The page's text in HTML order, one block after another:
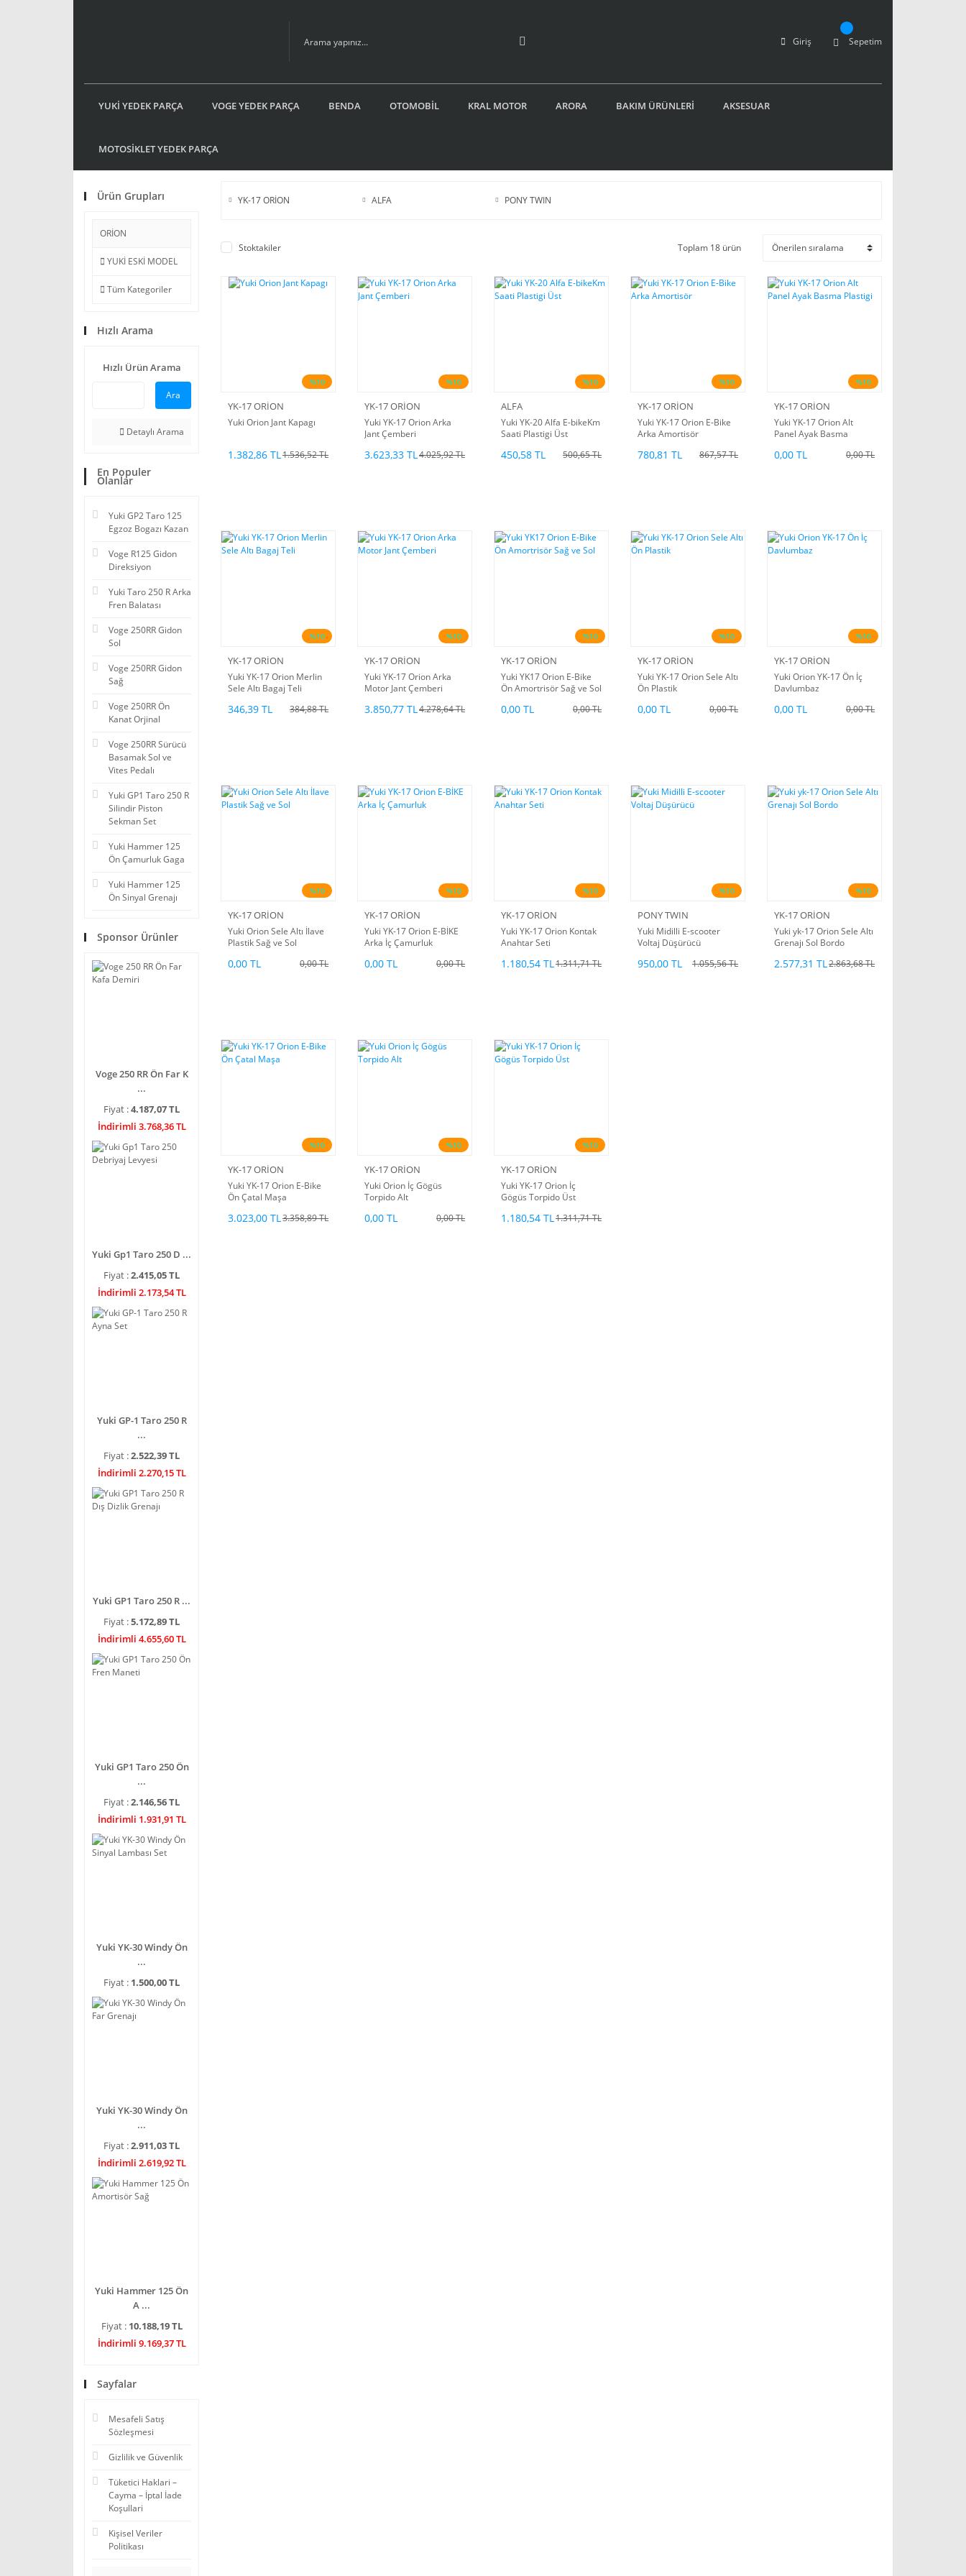
Giriş Sepetim
YUKİ YEDEK PARÇA VOGE YEDEK PARÇA BENDA OTOMOBİL KRAL MOTOR ARORA BAKIM ÜRÜNLERİ AKSESUAR
MOTOSİKLET YEDEK PARÇA
Ürün Grupları
ORİON
YUKİ ESKİ MODEL
Tüm Kategoriler
Hızlı Arama
Hızlı Ürün Arama
Ara
Detaylı Arama
En Populer
Olanlar
Yuki GP2 Taro 125
Egzoz Bogazı Kazan
Voge R125 Gidon
Direksiyon
Yuki Taro 250 R Arka
Fren Balatası
Voge 250RR Gidon
Sol
Voge 250RR Gidon
Sağ
Voge 250RR Ön
Kanat Orjinal
Voge 250RR Sürücü
Basamak Sol ve
Vites Pedalı
Yuki GP1 Taro 250 R
Silindir Piston
Sekman Set
Yuki Hammer 125
Ön Çamurluk Gaga
Yuki Hammer 125
Ön Sinyal Grenajı
Sponsor Ürünler
Voge 250 RR Ön Far K
...
Fiyat :4.187,07 TL
İndirimli 3.768,36 TL
Yuki Gp1 Taro 250 D ...
Fiyat :2.415,05 TL
İndirimli 2.173,54 TL
Yuki GP-1 Taro 250 R
...
Fiyat :2.522,39 TL
İndirimli 2.270,15 TL
Yuki GP1 Taro 250 R ...
Fiyat :5.172,89 TL
İndirimli 4.655,60 TL
Yuki GP1 Taro 250 Ön
...
Fiyat :2.146,56 TL
İndirimli 1.931,91 TL
Yuki YK-30 Windy Ön
...
Fiyat : 1.500,00 TL
Yuki YK-30 Windy Ön
...
Fiyat :2.911,03 TL
İndirimli 2.619,92 TL
Yuki Hammer 125 Ön
A ...
Fiyat : 10.188,19 TL
İndirimli 9.169,37 TL
Sayfalar
Mesafeli Satış
Sözleşmesi
Gizlilik ve Güvenlik
Tüketici Haklari –
Cayma – İptal İade
Koşullari
Kişisel Veriler
Politikası
YK-17 ORİON ALFA PONY TWIN
Stoktakiler Toplam 18 ürün
%10
YK-17 ORİON
Yuki Orion Jant Kapagı
1.382,86 TL1.536,52 TL
%10
YK-17 ORİON
Yuki YK-17 Orion Arka
Jant Çemberi
3.623,33 TL4.025,92 TL
%10
ALFA
Yuki YK-20 Alfa E-bikeKm
Saati Plastigi Üst
450,58 TL 500,65 TL
%10
YK-17 ORİON
Yuki YK-17 Orion E-Bike
Arka Amortisör
780,81 TL 867,57 TL
%10
YK-17 ORİON
Yuki YK-17 Orion Alt
Panel Ayak Basma
0,00 TL 0,00 TL
%10
YK-17 ORİON
Yuki YK-17 Orion Merlin
Sele Altı Bagaj Teli
346,39 TL 384,88 TL
%10
YK-17 ORİON
Yuki YK-17 Orion Arka
Motor Jant Çemberi
3.850,77 TL4.278,64 TL
%10
YK-17 ORİON
Yuki YK17 Orion E-Bike
Ön Amortrisör Sağ ve Sol
0,00 TL 0,00 TL
%10
YK-17 ORİON
Yuki YK-17 Orion Sele Altı
Ön Plastik
0,00 TL 0,00 TL
%10
YK-17 ORİON
Yuki Orion YK-17 Ön İç
Davlumbaz
0,00 TL 0,00 TL
%10
YK-17 ORİON
Yuki Orion Sele Altı İlave
Plastik Sağ ve Sol
0,00 TL 0,00 TL
%10
YK-17 ORİON
Yuki YK-17 Orion E-BİKE
Arka İç Çamurluk
0,00 TL 0,00 TL
%10
YK-17 ORİON
Yuki YK-17 Orion Kontak
Anahtar Seti
1.180,54 TL1.311,71 TL
%10
PONY TWIN
Yuki Midilli E-scooter
Voltaj Düşürücü
950,00 TL 1.055,56 TL
%10
YK-17 ORİON
Yuki yk-17 Orion Sele Altı
Grenajı Sol Bordo
2.577,31 TL2.863,68 TL
%10
YK-17 ORİON
Yuki YK-17 Orion E-Bike
Ön Çatal Maşa
3.023,00 TL3.358,89 TL
%10
YK-17 ORİON
Yuki Orion İç Gögüs
Torpido Alt
0,00 TL 0,00 TL
%10
YK-17 ORİON
Yuki YK-17 Orion İç
Gögüs Torpido Üst
1.180,54 TL1.311,71 TL